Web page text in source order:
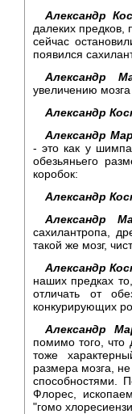
Александр
далеких предков,
сейчас
появился
Александр
увеличению
Александр
Александр
- это как у
обезьяньего
коробок:
Александр
Александр
сахилантропа,
такой же мозг,
Александр
наших предках
отличать от
конкурирующих
Александр
помимо того, что
тоже
размера мозга,
способностями.
Флорес,
"гомо